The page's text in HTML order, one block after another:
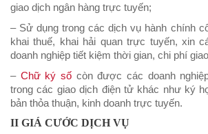
giao dịch ngân hàng trực tuyến;
– Sử dụng trong các dịch vụ hành chính
khai thuế, khai hải quan trực tuyến, xin
doanh nghiệp tiết kiệm thời gian, chi phí
– Chữ ký số còn được các doanh
trong các giao dịch điện tử khác như ký
bản thỏa thuận, kinh doanh trực tuyến.
II GIÁ CƯỚC DỊCH VỤ